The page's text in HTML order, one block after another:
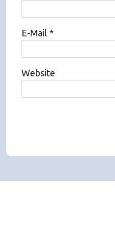
E-Mail *
Website